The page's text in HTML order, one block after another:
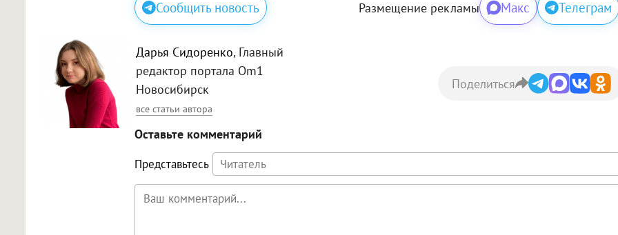
Сообщить новость Размещение рекламы Макс Телеграм
Дарья Сидоренко, Главный
редактор портала Om1
Новосибирск
все статьи автора
Поделиться
Оставьте комментарий
Представьтесь